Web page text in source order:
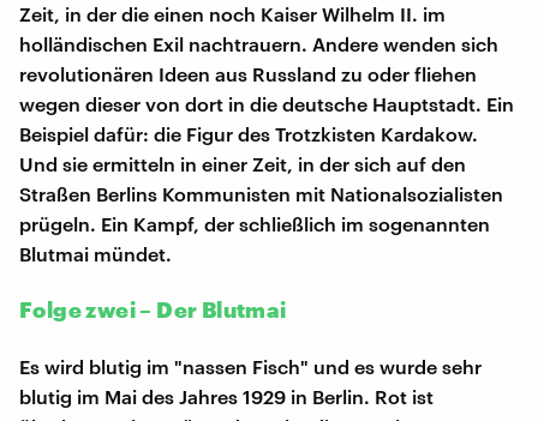
Zeit, in der die einen noch Kaiser Wilhelm II. im
holländischen Exil nachtrauern. Andere wenden sich
revolutionären Ideen aus Russland zu oder fliehen
wegen dieser von dort in die deutsche Hauptstadt. Ein
Beispiel dafür: die Figur des Trotzkisten Kardakow.
Und sie ermitteln in einer Zeit, in der sich auf den
Straßen Berlins Kommunisten mit Nationalsozialisten
prügeln. Ein Kampf, der schließlich im sogenannten
Blutmai mündet.
Folge zwei – Der Blutmai
Es wird blutig im "nassen Fisch" und es wurde sehr
blutig im Mai des Jahres 1929 in Berlin. Rot ist